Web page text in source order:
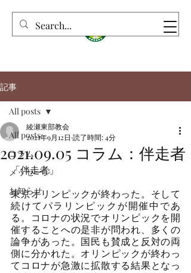
記事
All posts
コラム
メッセージ
お知らせ
All posts
2021.09.05 コラム：伴走者
綾瀬東部教会
2021年9月12日 読了時間: 4分
「伴走者」
東京オリンピックが終わった。そして
続けてパラリンピックが開催中であ
る。コロナの状況でオリンピックを開
催することへの是非が問われ、多くの
論争があった。国民も賛成と反対の両
側に分かれた。オリンピックが終わっ
てコロナが急激に拡散する結果となっ